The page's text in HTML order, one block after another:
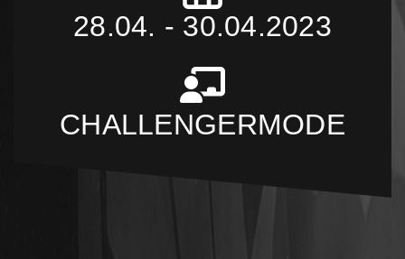
28.04. - 30.04.2023
CHALLENGERMODE